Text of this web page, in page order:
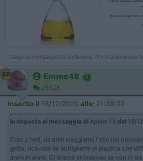
Gegè (e non Gege01!) su Boeing 747 (Katamarano
20 Emme48
25028
Inserito il 18/12/2020 alle: 21:38:22
In risposta al messaggio di Apollo 13 del 18/
Ciao a tutti, da anni viaggiamo l'olio (da
getta, ricavate da bottigliette di plastica che
anno in anno. Ci stiamo chiedendo se non ci